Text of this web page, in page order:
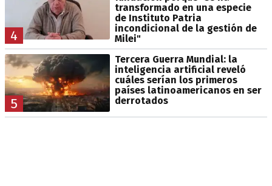
4
transformado en una especie
de Instituto Patria
incondicional de la gestión de
Milei"
5
Tercera Guerra Mundial: la
inteligencia artificial reveló
cuáles serían los primeros
países latinoamericanos en ser
derrotados